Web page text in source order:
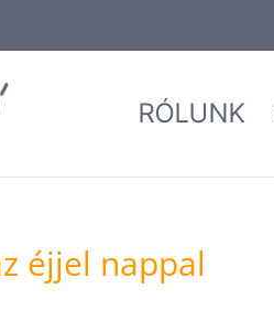
RÓLUNK
éjjel nappal